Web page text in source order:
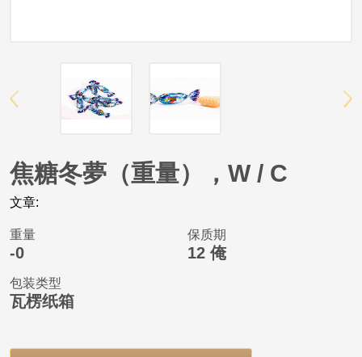
焦糖冬夢（重量），W / C
文章:
重量
-0
保质期
12 俺
包装类型
瓦楞纸箱